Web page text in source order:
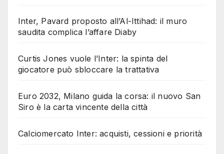
Inter, Pavard proposto all’Al-Ittihad: il muro
saudita complica l’affare Diaby
Curtis Jones vuole l’Inter: la spinta del
giocatore può sbloccare la trattativa
Euro 2032, Milano guida la corsa: il nuovo San
Siro è la carta vincente della città
Calciomercato Inter: acquisti, cessioni e priorità